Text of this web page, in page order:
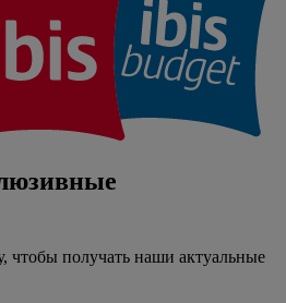
чтобы получать наши актуальные